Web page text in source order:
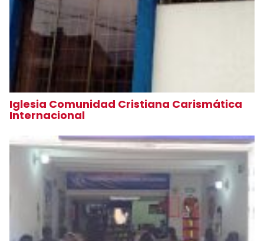
Iglesia Comunidad Cristiana Carismática
Internacional